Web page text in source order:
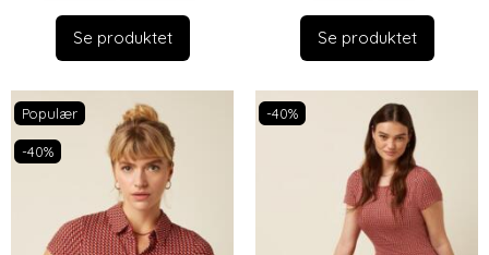
Se produktet Se produktet
Populær
-40%
-40%